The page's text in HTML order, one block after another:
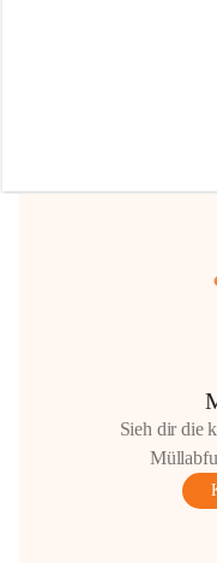
Hilfsbereitschaft!
Sieh dir die